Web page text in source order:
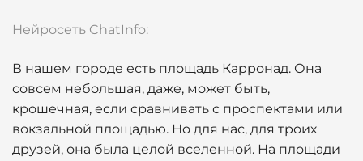
Нейросеть ChatInfo:
В нашем городе есть площадь Карронад. Она
совсем небольшая, даже, может быть,
крошечная, если сравнивать с проспектами или
вокзальной площадью. Но для нас, для троих
друзей, она была целой вселенной. На площади